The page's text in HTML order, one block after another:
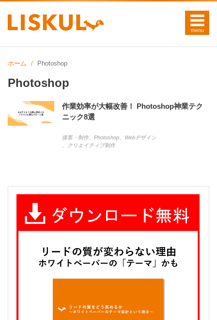
ホーム Photoshop
Photoshop
作業効率が大幅改善！ Photoshop神業テク
ニック8選
接客・制作、 Photoshop
Webデザイン
クリエイティブ制作